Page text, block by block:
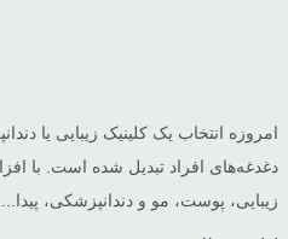
امروزه انتخاب یک کلینیک زیبایی یا
دغدغه‌های افراد تبدیل شده است. با
زیبایی، پوست، مو و دندانپزشکی، پیدا...